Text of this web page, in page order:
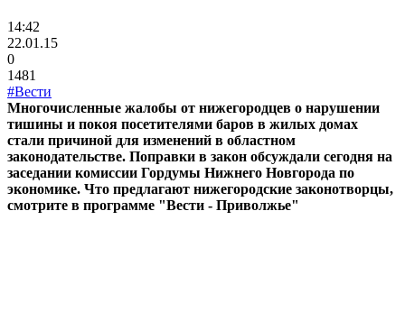
14:42
22.01.15
0
1481
#Вести
Многочисленные жалобы от нижегородцев о нарушении
тишины и покоя посетителями баров в жилых домах
стали причиной для изменений в областном
законодательстве. Поправки в закон обсуждали сегодня на
заседании комиссии Гордумы Нижнего Новгорода по
экономике. Что предлагают нижегородские законотворцы,
смотрите в программе "Вести - Приволжье"